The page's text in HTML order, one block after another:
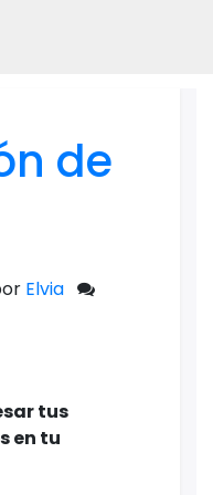
de
Elvia
tus
en tu